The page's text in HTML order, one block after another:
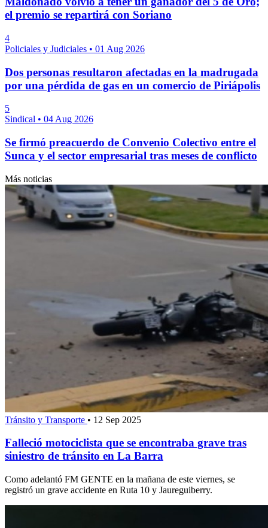
el premio se repartirá con Soriano
4
Policiales y Judiciales • 01 Aug 2026
Dos personas resultaron afectadas en la madrugada
por una pérdida de gas en un comercio de Piriápolis
5
Sindical • 04 Aug 2026
Se firmó preacuerdo de Convenio Colectivo entre el
Sunca y el sector empresarial tras meses de conflicto
Más noticias
Tránsito y Transporte • 12 Sep 2025
Falleció motociclista que se encontraba grave tras
siniestro de tránsito en La Barra
Como adelantó FM GENTE en la mañana de este viernes, se
registró un grave accidente en Ruta 10 y Jaureguiberry.